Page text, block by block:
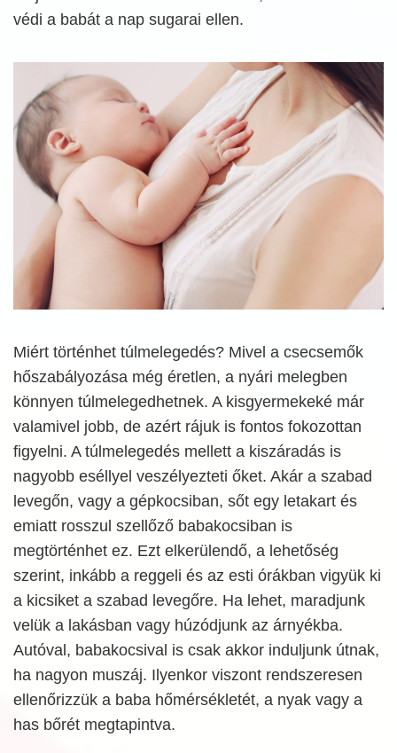
védi a babát a nap sugarai ellen.
Miért történhet túlmelegedés? Mivel a csecsemők
hőszabályozása még éretlen, a nyári melegben
könnyen túlmelegedhetnek. A kisgyermekeké már
valamivel jobb, de azért rájuk is fontos fokozottan
figyelni. A túlmelegedés mellett a kiszáradás is
nagyobb eséllyel veszélyezteti őket. Akár a szabad
levegőn, vagy a gépkocsiban, sőt egy letakart és
emiatt rosszul szellőző babakocsiban is
megtörténhet ez. Ezt elkerülendő, a lehetőség
szerint, inkább a reggeli és az esti órákban vigyük ki
a kicsiket a szabad levegőre. Ha lehet, maradjunk
velük a lakásban vagy húzódjunk az árnyékba.
Autóval, babakocsival is csak akkor induljunk útnak,
ha nagyon muszáj. Ilyenkor viszont rendszeresen
ellenőrizzük a baba hőmérsékletét, a nyak vagy a
has bőrét megtapintva.